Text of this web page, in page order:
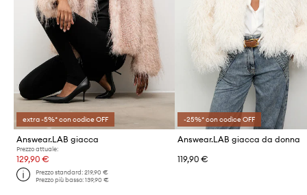
extra -5%* con codice OFF
Answear.LAB giacca
Prezzo attuale:
129,90 €
Prezzo standard:219,90 €
Prezzo più basso:139,90 €
-25%* con codice OFF
Answear.LAB giacca da donna
119,90 €